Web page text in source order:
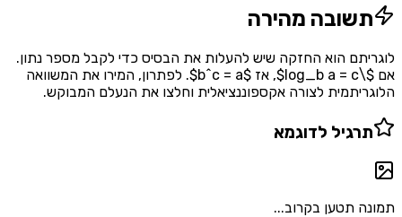
מהירה
הוא החזקה שיש להעלות את הבסיס כדי לקבל מספר נתון.
אם $\log_b a = c$, אז $b^c = a$. לפתרון, המירו את המשוואה
לצורה אקספוננציאלית וחלצו את הנעלם המבוקש.
לדוגמא
תטען בקרוב...